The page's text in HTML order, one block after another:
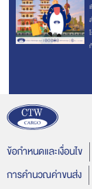
ข้อกำหนดและเงื่อนไข
การคำนวณค่าขนส่ง